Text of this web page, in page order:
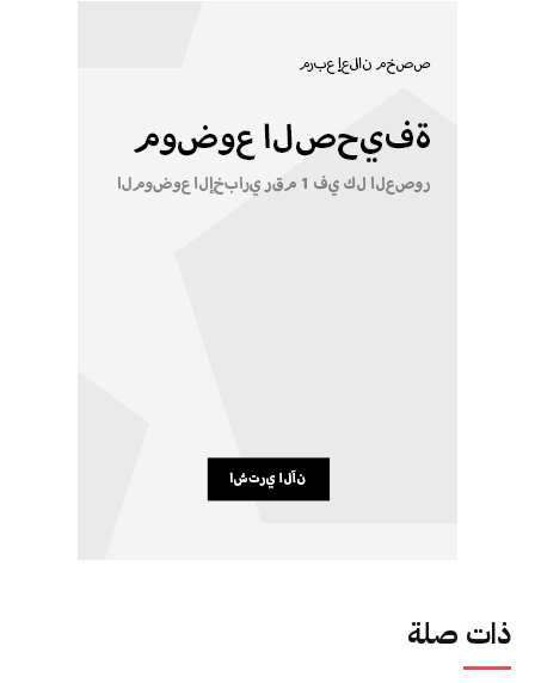
ذات صلة